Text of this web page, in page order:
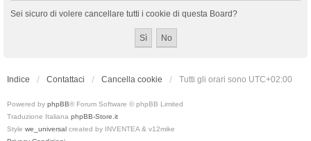
Sei sicuro di volere cancellare tutti i cookie di questa Board?
Indice Contattaci Cancella cookie Tutti gli orari sono UTC+02:00
Powered by phpBB® Forum Software © phpBB Limited
Traduzione Italiana phpBB-Store.it
Style we_universal created by INVENTEA & v12mike